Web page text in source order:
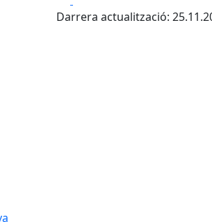
Darrera actualització: